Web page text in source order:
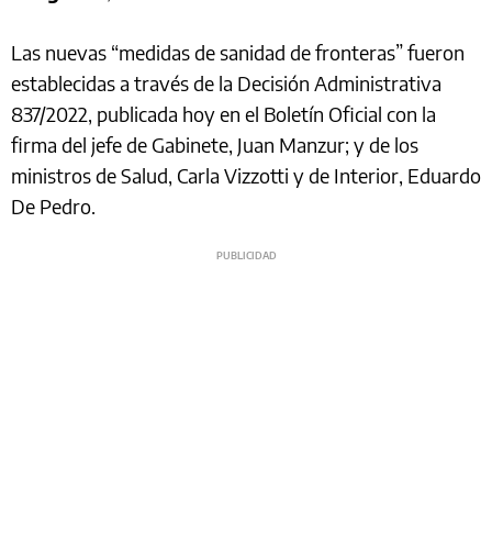
Las nuevas “medidas de sanidad de fronteras” fueron
establecidas a través de la Decisión Administrativa
837/2022, publicada hoy en el Boletín Oficial con la
firma del jefe de Gabinete, Juan Manzur; y de los
ministros de Salud, Carla Vizzotti y de Interior, Eduardo
De Pedro.